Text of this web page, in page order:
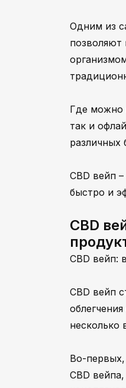
Одним из
позволяют
Где можно
так и
различных
CBD вейп
быстро и
CBD
CBD вейп:
CBD вейп
несколько
Во-первых,
CBD